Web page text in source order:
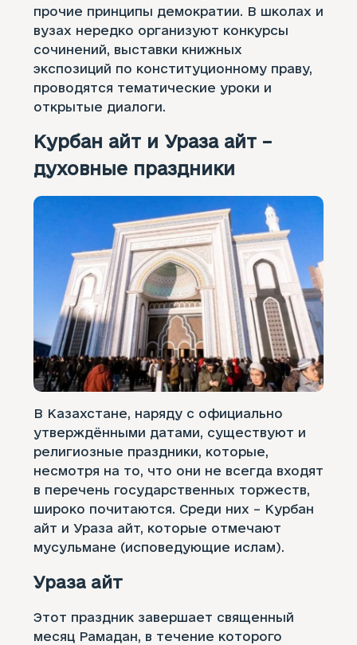
прочие принципы демократии. В школах и
вузах нередко организуют конкурсы
сочинений, выставки книжных
экспозиций по конституционному праву,
проводятся тематические уроки и
открытые диалоги.
Курбан айт и Ураза айт –
духовные праздники
В Казахстане, наряду с официально
утверждёнными датами, существуют и
религиозные праздники, которые,
несмотря на то, что они не всегда входят
в перечень государственных торжеств,
широко почитаются. Среди них – Курбан
айт и Ураза айт, которые отмечают
мусульмане (исповедующие ислам).
Ураза айт
Этот праздник завершает священный
месяц Рамадан, в течение которого